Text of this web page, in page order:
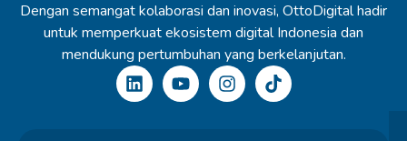
Dengan semangat kolaborasi dan inovasi, OttoDigital hadir
untuk memperkuat ekosistem digital Indonesia dan
mendukung pertumbuhan yang berkelanjutan.